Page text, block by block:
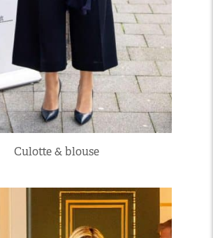
Culotte & blouse